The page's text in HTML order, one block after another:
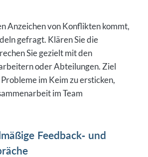
Anzeichen von Konflikten kommt,
gefragt. Klären Sie die
Sie gezielt mit den
oder Abteilungen. Ziel
im Keim zu ersticken,
im Team
Feedback- und